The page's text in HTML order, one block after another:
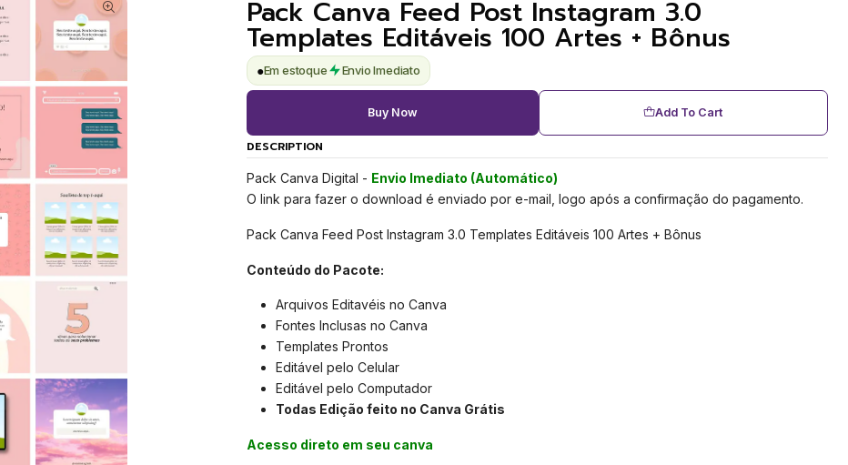
Pack Canva Feed Post Instagram 3.0
Templates Editáveis 100 Artes + Bônus
●Em estoque Envio Imediato
Add To Cart
Buy Now
DESCRIPTION
Pack Canva Digital - Envio Imediato (Automático)
O link para fazer o download é enviado por e-mail, logo após a confirmação do pagamento.
Pack Canva Feed Post Instagram 3.0 Templates Editáveis 100 Artes + Bônus
Conteúdo do Pacote:
Arquivos Editavéis no Canva
Fontes Inclusas no Canva
Templates Prontos
Editável pelo Celular
Editável pelo Computador
Todas Edição feito no Canva Grátis
Acesso direto em seu canva